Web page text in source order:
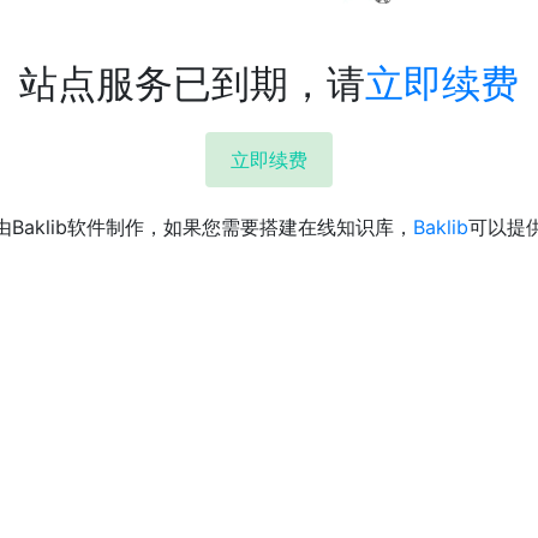
站点服务已到期，请立即续费
立即续费
Baklib软件制作，如果您需要搭建在线知识库， Baklib可以提